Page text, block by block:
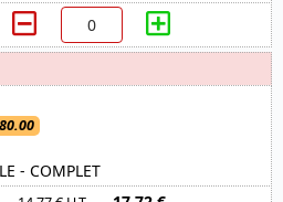
- COMPLET